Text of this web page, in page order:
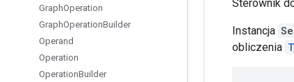
GraphOperation
GraphOperationBuilder
Operand
Operation
OperationBuilder
Sterownik
Instancja
obliczenia